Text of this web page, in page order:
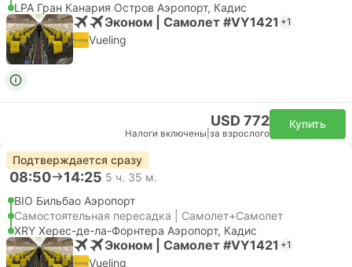
LPA Гран Канария Остров Аэропорт, Кадис
Эконом | Самолет #VY1421 +1
Vueling
USD 772
Налоги включены за взрослого
Купить
Подтверждается сразу
08:50 14:25 5 ч. 35 м.
BIO Бильбао Аэропорт
Самостоятельная пересадка | Самолет+Самолет
XRY Херес-де-ла-Форнтера Аэропорт, Кадис
Эконом | Самолет #VY1421 +1
Vueling